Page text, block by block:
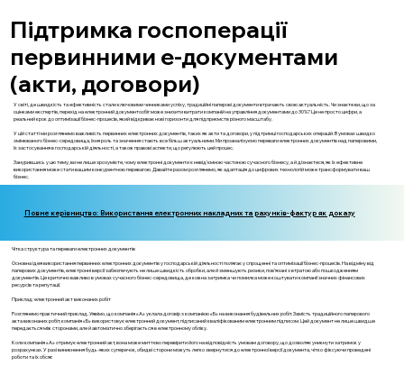
Підтримка госпоперації
первинними е-документами
(акти, договори)
У світі, де швидкість та ефективність стали ключовими чинниками успіху, традиційні паперові документи втрачають свою актуальність. Чи знаєте ви, що за
оцінками експертів, перехід на електронний документообіг може знизити витрати компаній на управління документами до 30%? Це не просто цифри, а
реальний крок до оптимізації бізнес-процесів, який відкриває нові горизонти для підприємств різного масштабу.
У цій статті ми розглянемо важливість первинних електронних документів, таких як акти та договори, у підтримці господарських операцій. В умовах швидко
змінюваного бізнес-середовища, їхня роль та значення стають все більш актуальними. Ми проаналізуємо переваги електронних документів над паперовими,
їх застосування в господарській діяльності, а також правові аспекти, що регулюють цей процес.
Занурившись у цю тему, ви не лише зрозумієте, чому електронні документи є невід'ємною частиною сучасного бізнесу, а й дізнаєтеся, як їх ефективне
використання може стати вашим конкурентною перевагою. Давайте разом розглянемо, як адаптація до цифрових технологій може трансформувати ваш
бізнес.
Повне керівництво: Використання електронних накладних та рахунків-фактур як доказу
Чітка структура та переваги електронних документів
Основна ідея використання первинних електронних документів у господарській діяльності полягає у спрощенні та оптимізації бізнес-процесів. На відміну від
паперових документів, електронні версії забезпечують не лише швидкість обробки, але й зменшують ризики, пов'язані з втратою або пошкодженням
документів. Це критично важливо в умовах сучасного бізнес-середовища, де кожна затримка чи помилка може коштувати компанії значних фінансових
ресурсів та репутації.
Приклад: електронний акт виконаних робіт
Розглянемо практичний приклад. Уявімо, що компанія «А» уклала договір з компанією «Б» на виконання будівельних робіт. Замість традиційного паперового
акта виконаних робіт, компанія «Б» використовує електронний документ, підписаний кваліфікованим електронним підписом. Цей документ не лише швидше
передається між сторонами, але й автоматично зберігається в електронному обліку.
Коли компанія «А» отримує електронний акт, вона може миттєво перевірити його на відповідність умовам договору, що дозволяє уникнути затримок у
розрахунках. У разі виникнення будь-яких суперечок, обидві сторони можуть легко звернутися до електронної версії документа, чітко фіксуючи проведені
роботи та їх обсяг.